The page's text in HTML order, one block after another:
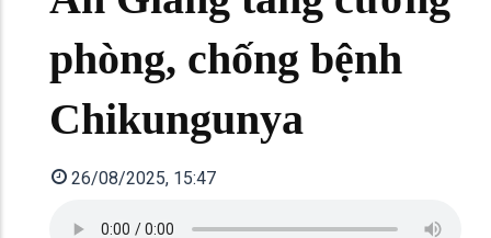
phòng, chống bệnh
Chikungunya
26/08/2025, 15:47